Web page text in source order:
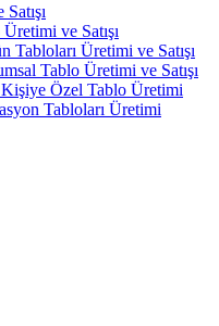
ve Satışı
Tabloları Üretimi ve Satışı
Tablo Üretimi ve Satışı
Kişiye Özel Tablo Üretimi
Tabloları Üretimi